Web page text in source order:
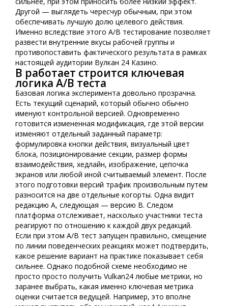
Другой — выглядеть чересчур обычным, при этом
обеспечивать лучшую долю целевого действия.
Именно вследствие этого A/B тестирование позволяет
развести внутренние вкусы рабочей группы и
противопоставить фактического результата в рамках
настоящей аудитории Вулкан 24 Казино.
В работает строится ключевая
логика A/B теста
Базовая логика эксперимента довольно прозрачна.
Есть текущий сценарий, который обычно обычно
именуют контрольной версией. Одновременно
готовится измененная модификация, где этой версии
изменяют отдельный заданный параметр:
формулировка кнопки действия, визуальный цвет
блока, позиционирование секции, размер формы
взаимодействия, хедлайн, изображение, цепочка
экранов или любой иной считываемый элемент. После
этого подготовки версий трафик произвольным путем
разносится на две отдельные когорты. Одна видит
редакцию A, следующая — версию B. Следом
платформа отслеживает, насколько участники теста
реагируют по отношению к каждой двух редакций.
Если при этом A/B тест запущен правильно, смещение
по линии поведенческих реакциях может подтвердить,
какое решение вариант на практике показывает себя
сильнее. Однако подобной схеме необходимо не
просто просто получить Vulkan24 любые метрики, но
заранее выбрать, какая именно ключевая метрика
оценки считается ведущей. Например, это вполне